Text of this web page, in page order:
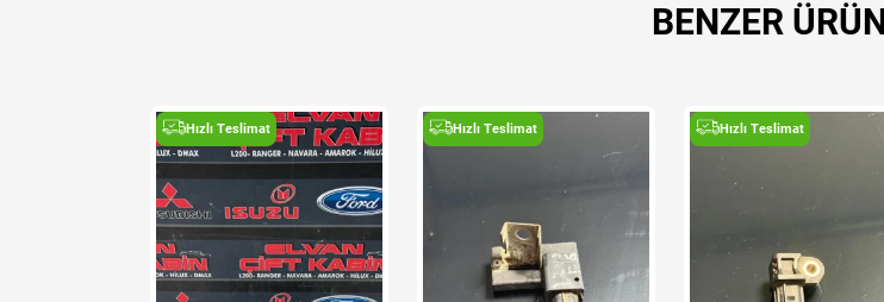
BENZER
Hızlı Teslimat Hızlı Teslimat Hızlı Teslimat